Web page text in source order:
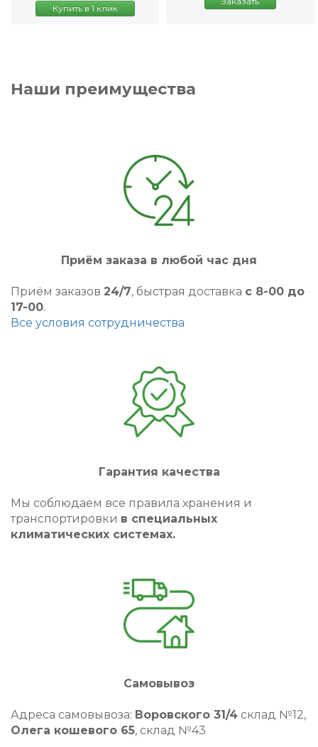
Купить в 1 клик
Наши преимущества
Приём заказа в любой час дня
Приём заказов 24/7, быстрая доставка с 8-00 до
17-00.
Все условия сотрудничества
Гарантия качества
Мы соблюдаем все правила хранения и
транспортировки в специальных
климатических системах.
Самовывоз
Адреса самовывоза: Воровского 31/4 склад №12,
Олега кошевого 65, склад №43